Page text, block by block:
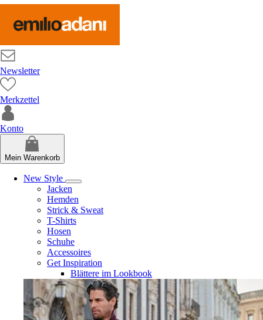
Newsletter
Merkzettel
Konto
Mein Warenkorb
New Style
Jacken
Hemden
Strick & Sweat
T-Shirts
Hosen
Schuhe
Accessoires
Get Inspiration
Blättere im Lookbook